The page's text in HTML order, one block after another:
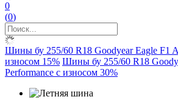
0
(0)
Шины бу 255/60 R18 Goodyear Eagle F1
износом 15% Шины бу 255/60 R18
Performance с износом 30%